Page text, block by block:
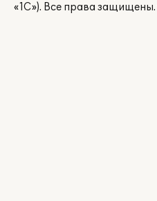
«1С»). Все права защищены.